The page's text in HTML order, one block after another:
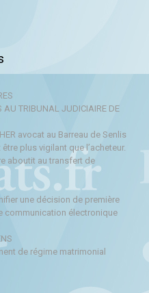
AU TRIBUNAL JUDICIAIRE DE
avocat au Barreau de Senlis
plus vigilant que l’acheteur.
aboutit au transfert de
une décision de première
communication électronique
de régime matrimonial